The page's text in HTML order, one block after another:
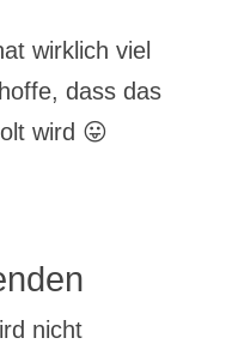
wirklich viel
dass das
wird 😛
nicht